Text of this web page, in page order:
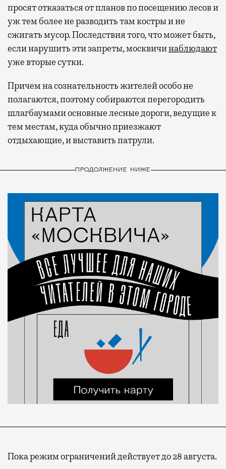
просят отказаться от планов по посещению лесов и
уж тем более не разводить там костры и не
сжигать мусор. Последствия того, что может быть,
если нарушить эти запреты, москвичинаблюдают
уже вторые сутки.
Причем на сознательность жителей особо не
полагаются, поэтому собираются перегородить
шлагбаумами основные лесные дороги, ведущие к
тем местам, куда обычно приезжают
отдыхающие, и выставить патрули.
ПРОДОЛЖЕНИЕ НИЖЕ
Пока режим ограничений действует до 28 августа.